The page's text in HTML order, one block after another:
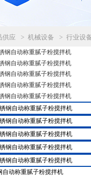
供应 > 机械设备 > 行业设
自动称重腻子粉搅拌机